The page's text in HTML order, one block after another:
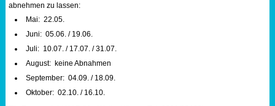
abnehmen zu lassen:
Mai: 22.05.
Juni: 05.06. / 19.06.
Juli: 10.07. / 17.07. / 31.07.
August: keine Abnahmen
September: 04.09. / 18.09.
Oktober: 02.10. / 16.10.